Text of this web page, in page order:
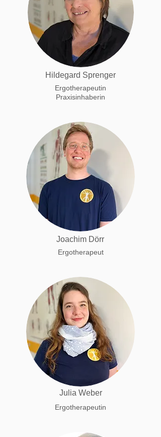
Hildegard Sprenger
Ergotherapeutin
Praxisinhaberin
Joachim Dörr
Ergotherapeut
Julia Weber
Ergotherapeutin